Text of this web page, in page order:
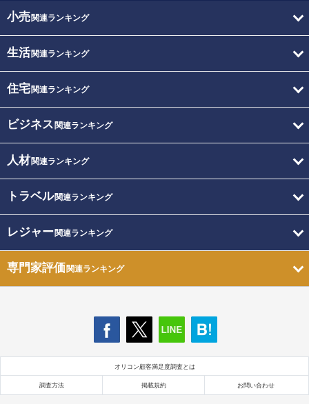
小売関連ランキング
生活関連ランキング
住宅関連ランキング
ビジネス 関連ランキング
人材関連ランキング
トラベル関連ランキング
レジャー関連ランキング
専門家評価関連ランキング
オリコン顧客満足度調査とは
調査方法 掲載規約 お問い合わせ